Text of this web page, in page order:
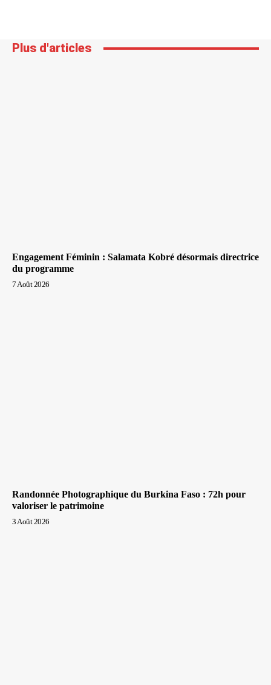
Plus d'articles
Engagement Féminin : Salamata Kobré désormais directrice
du programme
7 Août 2026
Randonnée Photographique du Burkina Faso : 72h pour
valoriser le patrimoine
3 Août 2026